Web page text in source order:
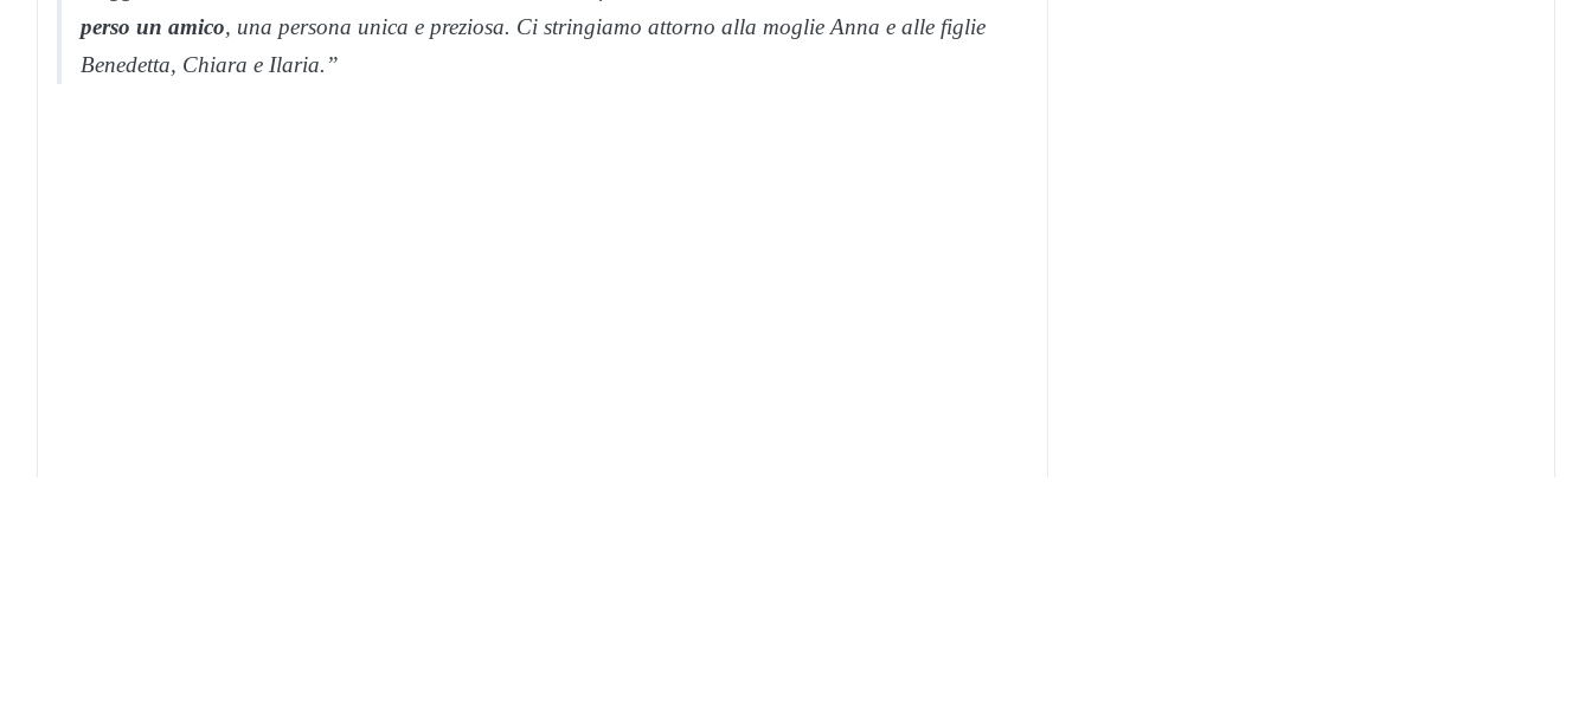
perso un amico, una persona unica e preziosa. Ci stringiamo attorno alla moglie Anna e alle figlie
Benedetta, Chiara e Ilaria.”